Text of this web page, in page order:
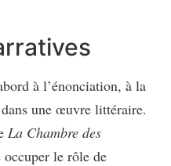
à l’énonciation, à la
une œuvre littéraire.
La Chambre des
le rôle de